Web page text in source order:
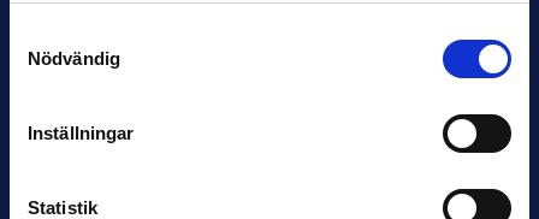
Nödvändig
Inställningar
Statistik